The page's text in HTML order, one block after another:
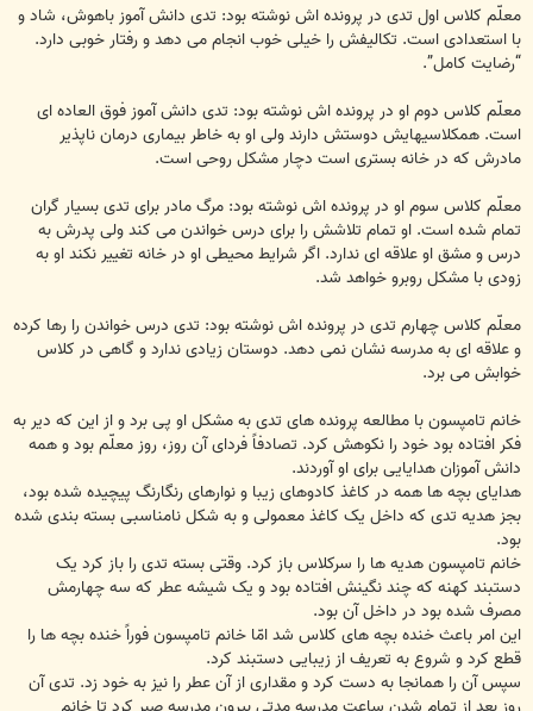
معلّم کلاس اول تدى در پرونده اش نوشته بود: تدى دانش آموز باهوش، شاد و
با استعدادى است. تکالیفش را خیلى خوب انجام می دهد و رفتار خوبى دارد.
“رضایت کامل”.
معلّم کلاس دوم او در پرونده اش نوشته بود: تدى دانش آموز فوق العاده اى
است. همکلاسیهایش دوستش دارند ولى او به خاطر بیمارى درمان ناپذیر
مادرش که در خانه بسترى است دچار مشکل روحى است.
معلّم کلاس سوم او در پرونده اش نوشته بود: مرگ مادر براى تدى بسیار گران
تمام شده است. او تمام تلاشش را براى درس خواندن می کند ولى پدرش به
درس و مشق او علاقه اى ندارد. اگر شرایط محیطى او در خانه تغییر نکند او به
زودى با مشکل روبرو خواهد شد.
معلّم کلاس چهارم تدى در پرونده اش نوشته بود: تدى درس خواندن را رها کرده
و علاقه اى به مدرسه نشان نمی دهد. دوستان زیادى ندارد و گاهى در کلاس
خوابش می برد.
خانم تامپسون با مطالعه پرونده هاى تدى به مشکل او پى برد و از این که دیر به
فکر افتاده بود خود را نکوهش کرد. تصادفاً فرداى آن روز، روز معلّم بود و همه
دانش آموزان هدایایى براى او آوردند.
هدایاى بچه ها همه در کاغذ کادوهاى زیبا و نوارهاى رنگارنگ پیچیده شده بود،
بجز هدیه تدى که داخل یک کاغذ معمولى و به شکل نامناسبى بسته بندى شده
بود.
خانم تامپسون هدیه ها را سرکلاس باز کرد. وقتى بسته تدى را باز کرد یک
دستبند کهنه که چند نگینش افتاده بود و یک شیشه عطر که سه چهارمش
مصرف شده بود در داخل آن بود.
این امر باعث خنده بچه هاى کلاس شد امّا خانم تامپسون فوراً خنده بچه ها را
قطع کرد و شروع به تعریف از زیبایى دستبند کرد.
سپس آن را همانجا به دست کرد و مقدارى از آن عطر را نیز به خود زد. تدى آن